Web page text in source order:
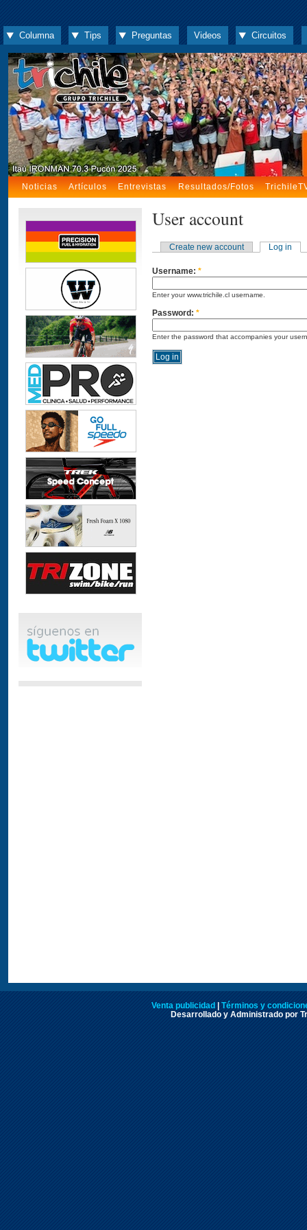
Columna Tips Preguntas Videos Circuitos
Noticias Artículos Entrevistas Resultados/Fotos
User account
Create new account Log in
Username: *
Enter your www.trichile.cl username.
Password: *
Enter the password that accompanies your
Venta publicidad
Términos y
Desarrollado y Administrado por